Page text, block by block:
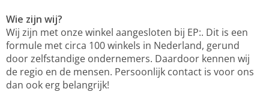
Wie zijn wij?
Wij zijn met onze winkel aangesloten bij EP:. Dit is een
formule met circa 100 winkels in Nederland, gerund
door zelfstandige ondernemers. Daardoor kennen wij
de regio en de mensen. Persoonlijk contact is voor ons
dan ook erg belangrijk!